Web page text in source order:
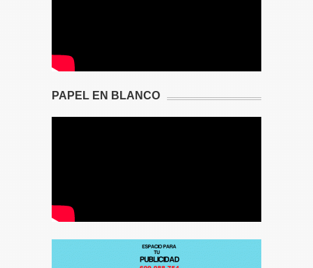
PAPEL EN BLANCO